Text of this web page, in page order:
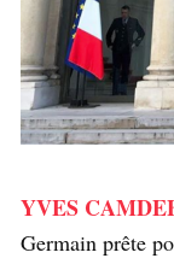
YVES
Germain prête